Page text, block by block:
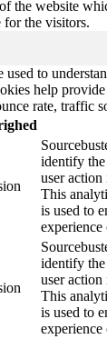
the website
for the visitors.
used to
help
rate, traffic
identify the
user
This
is used to
experience
identify the
user
This
is used to
experience